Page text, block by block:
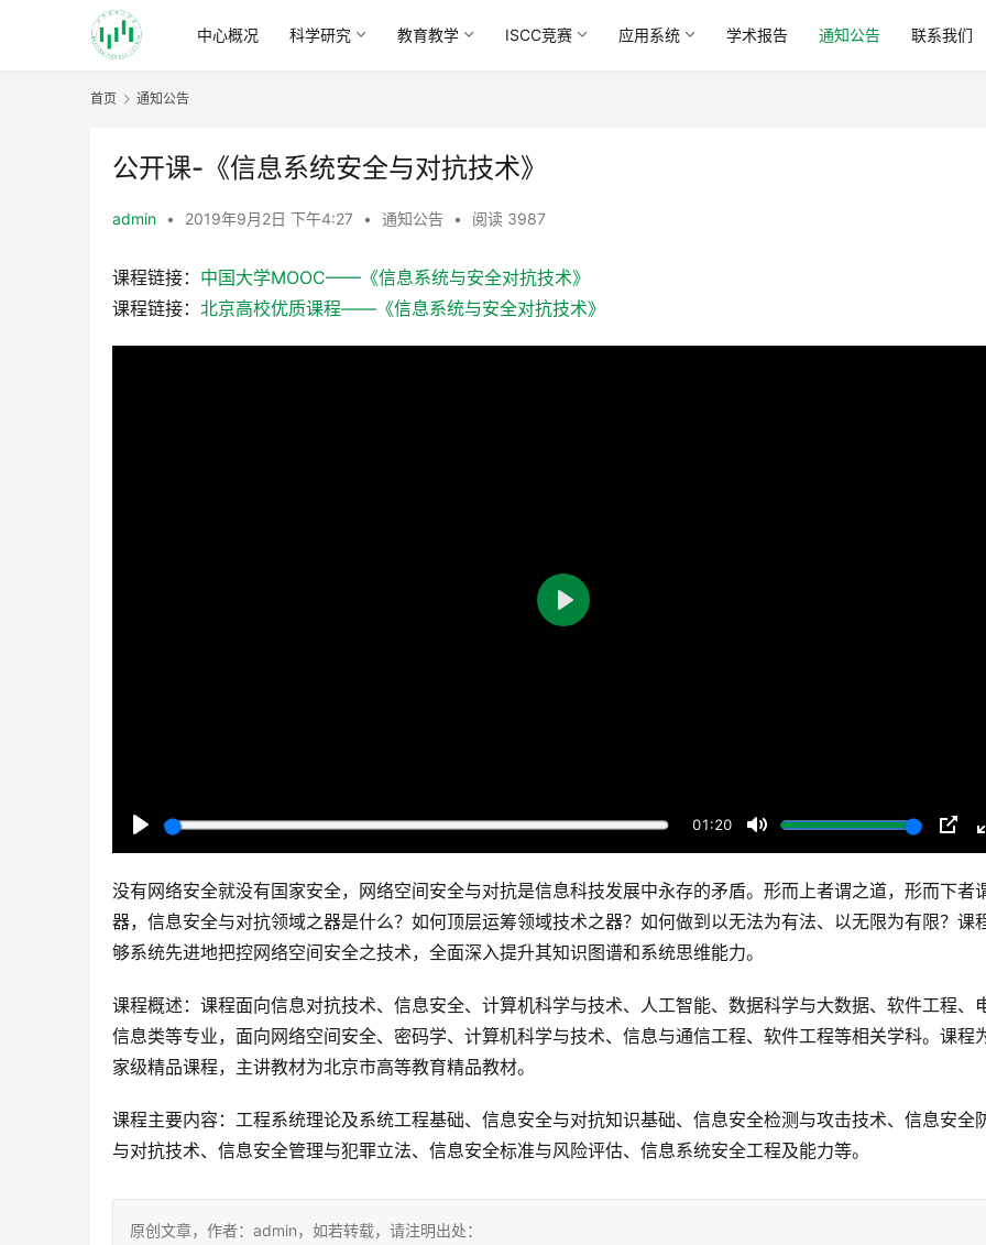
中心概况 科学研究 教育教学 ISCC竞赛 应用系统 学术报告 通知公告 联系我们
首页 通知公告
公开课-《信息系统安全与对抗技术》
admin • 2019年9月2日 下午4:27 • 通知公告 • 阅读 3987
课程链接： 中国大学MOOC——《信息系统与安全对抗技术》
课程链接： 北京高校优质课程——《信息系统与安全对抗技术》
P
l
y
01:20
M
u
t
P
I
P
P
没有网络安全就没有国家安全，网络空间安全与对抗是信息科技发展中永存的矛盾。形而上者谓之道，形而下者
器，信息安全与对抗领域之器是什么？如何顶层运筹领域技术之器？如何做到以无法为有法、以无限为有限？课
够系统先进地把控网络空间安全之技术，全面深入提升其知识图谱和系统思维能力。
课程概述：课程面向信息对抗技术、信息安全、计算机科学与技术、人工智能、数据科学与大数据、软件工程、
信息类等专业，面向网络空间安全、密码学、计算机科学与技术、信息与通信工程、软件工程等相关学科。课程
家级精品课程，主讲教材为北京市高等教育精品教材。
课程主要内容：工程系统理论及系统工程基础、信息安全与对抗知识基础、信息安全检测与攻击技术、信息安全
与对抗技术、信息安全管理与犯罪立法、信息安全标准与风险评估、信息系统安全工程及能力等。
原创文章，作者：admin，如若转载，请注明出处：